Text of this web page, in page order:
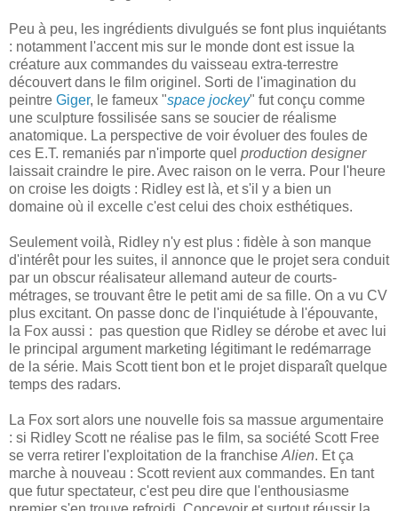
Peu à peu, les ingrédients divulgués se font plus inquiétants
: notamment l'accent mis sur le monde dont est issue la
créature aux commandes du vaisseau extra-terrestre
découvert dans le film originel. Sorti de l'imagination du
peintre Giger, le fameux "space jockey" fut conçu comme
une sculpture fossilisée sans se soucier de réalisme
anatomique. La perspective de voir évoluer des foules de
ces E.T. remaniés par n'importe quel production designer
laissait craindre le pire. Avec raison on le verra. Pour l'heure
on croise les doigts : Ridley est là, et s'il y a bien un
domaine où il excelle c'est celui des choix esthétiques.
Seulement voilà, Ridley n'y est plus : fidèle à son manque
d'intérêt pour les suites, il annonce que le projet sera conduit
par un obscur réalisateur allemand auteur de courts-
métrages, se trouvant être le petit ami de sa fille. On a vu CV
plus excitant. On passe donc de l'inquiétude à l'épouvante,
la Fox aussi : pas question que Ridley se dérobe et avec lui
le principal argument marketing légitimant le redémarrage
de la série. Mais Scott tient bon et le projet disparaît quelque
temps des radars.
La Fox sort alors une nouvelle fois sa massue argumentaire
: si Ridley Scott ne réalise pas le film, sa société Scott Free
se verra retirer l'exploitation de la franchise Alien. Et ça
marche à nouveau : Scott revient aux commandes. En tant
que futur spectateur, c'est peu dire que l'enthousiasme